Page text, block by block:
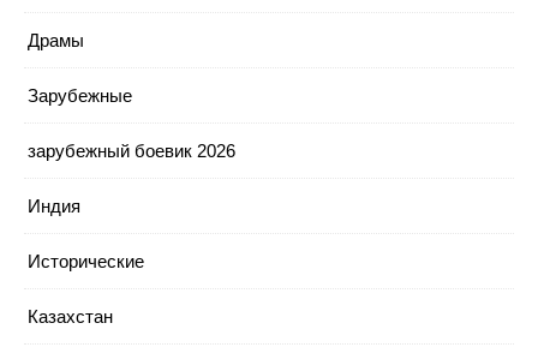
Драмы
Зарубежные
зарубежный боевик 2026
Индия
Исторические
Казахстан